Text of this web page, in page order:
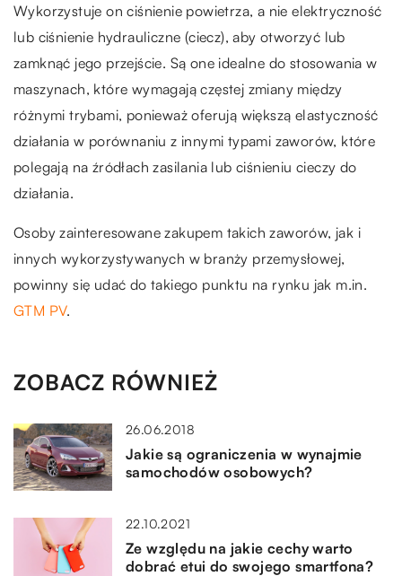
Wykorzystuje on ciśnienie powietrza, a nie elektryczność
lub ciśnienie hydrauliczne (ciecz), aby otworzyć lub
zamknąć jego przejście. Są one idealne do stosowania w
maszynach, które wymagają częstej zmiany między
różnymi trybami, ponieważ oferują większą elastyczność
działania w porównaniu z innymi typami zaworów, które
polegają na źródłach zasilania lub ciśnieniu cieczy do
działania.
Osoby zainteresowane zakupem takich zaworów, jak i
innych wykorzystywanych w branży przemysłowej,
powinny się udać do takiego punktu na rynku jak m.in.
GTM PV.
ZOBACZ RÓWNIEŻ
26.06.2018
Jakie są ograniczenia w wynajmie
samochodów osobowych?
22.10.2021
Ze względu na jakie cechy warto
dobrać etui do swojego smartfona?